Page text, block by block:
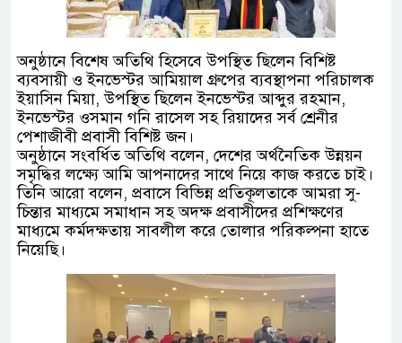
অনুষ্ঠানে বিশেষ অতিথি হিসেবে উপস্থিত ছিলেন বিশিষ্ট
ব্যবসায়ী ও ইনভেস্টর আমিয়াল গ্রুপের ব্যবস্থাপনা পরিচালক
ইয়াসিন মিয়া, উপস্থিত ছিলেন ইনভেস্টর আব্দুর রহমান,
ইনভেস্টর ওসমান গনি রাসেল সহ রিয়াদের সর্ব শ্রেনীর
পেশাজীবী প্রবাসী বিশিষ্ট জন।
অনুষ্ঠানে সংবর্ধিত অতিথি বলেন, দেশের অর্থনৈতিক উন্নয়ন
সমৃদ্ধির লক্ষ্যে আমি আপনাদের সাথে নিয়ে কাজ করতে চাই।
তিনি আরো বলেন, প্রবাসে বিভিন্ন প্রতিকূলতাকে আমরা সু-
চিন্তার মাধ্যমে সমাধান সহ অদক্ষ প্রবাসীদের প্রশিক্ষণের
মাধ্যমে কর্মদক্ষতায় সাবলীল করে তোলার পরিকল্পনা হাতে
নিয়েছি।